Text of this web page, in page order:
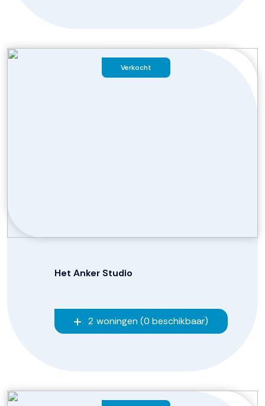
Verkocht
Het Anker Studio
2 woningen (0 beschikbaar)